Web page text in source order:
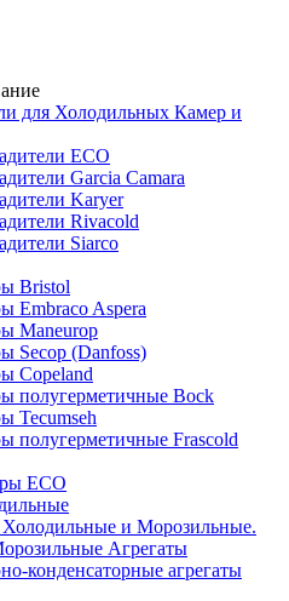
для Холодильных Камер и
ECO
Garcia Camara
Karyer
Rivacold
Siarco
Bristol
Embraco Aspera
Maneurop
Secop (Danfoss)
Copeland
полугерметичные Bock
Tecumseh
полугерметичные Frascold
ECO
и Морозильные.
Агрегаты
конденсаторные агрегаты